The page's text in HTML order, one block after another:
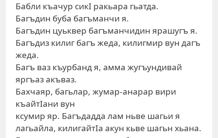
Бабли къачур сикI ракьара гьатда.
Багъдин буба багъманчи я.
Багъдин цуьквер багъманчидин ярашугъ я.
Багъдиз килиг багъ жеда, килигмир вун дагъ
жеда.
Багъ ваз къурбанд я, амма жугъундивай
яргъаз акъваз.
Бахчаяр, багьлар, жумар-анарар вири
къайтIани вун
ксумир яр. Багъдадда лам ньве шагьи я
лагьайла, килигайтIа акун кьве шагьн хьана.